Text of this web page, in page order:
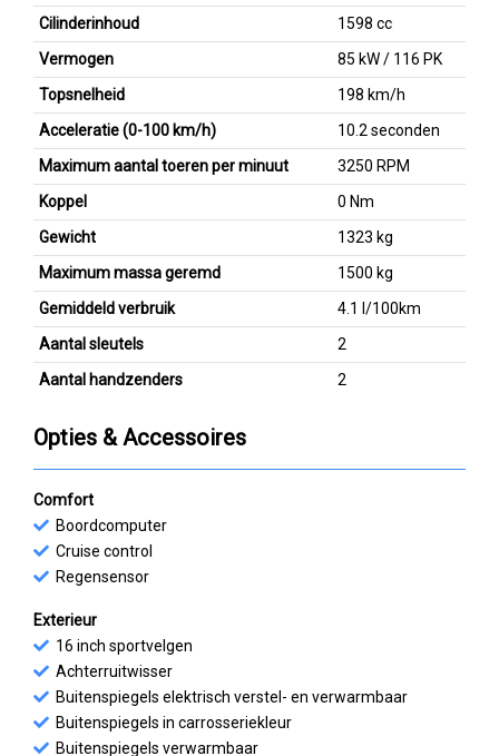
Cilinderinhoud
1598 cc
Vermogen
85 kW / 116 PK
Topsnelheid
198 km/h
Acceleratie (0-100 km/h)
10.2 seconden
Maximum aantal toeren per minuut
3250 RPM
Koppel
0 Nm
Gewicht
1323 kg
Maximum massa geremd
1500 kg
Gemiddeld verbruik
4.1 l/100km
Aantal sleutels
2
Aantal handzenders
2
Opties & Accessoires
Comfort
Boordcomputer
Cruise control
Regensensor
Exterieur
16 inch sportvelgen
Achterruitwisser
Buitenspiegels elektrisch verstel- en verwarmbaar
Buitenspiegels in carrosseriekleur
Buitenspiegels verwarmbaar